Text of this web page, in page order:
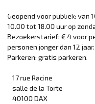
Geopend voor publiek: van
10.00 tot 18.00 uur op
Bezoekerstarief: € 4 voor
personen jonger dan 12 jaar.
Parkeren: gratis parkeren.
17 rue Racine
salle de la Torte
40100 DAX